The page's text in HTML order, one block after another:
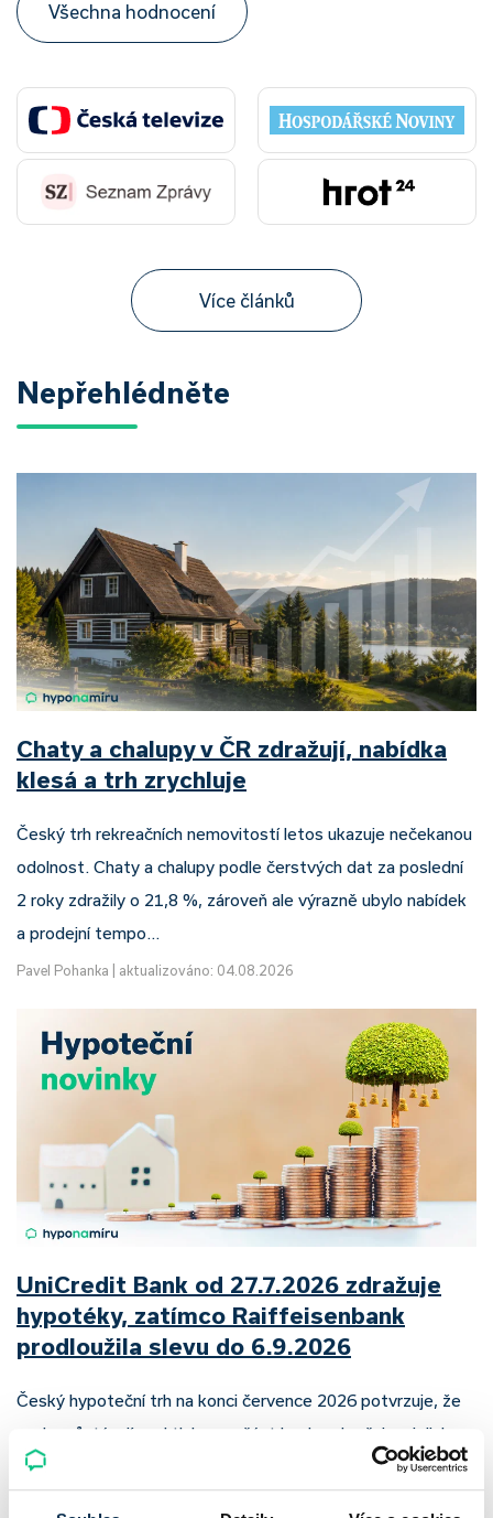
Všechna hodnocení
Více článků
Nepřehlédněte
Chaty a chalupy v ČR zdražují, nabídka
klesá a trh zrychluje
Český trh rekreačních nemovitostí letos ukazuje nečekanou
odolnost. Chaty a chalupy podle čerstvých dat za poslední
2 roky zdražily o 21,8 %, zároveň ale výrazně ubylo nabídek
a prodejní tempo…
Pavel Pohanka aktualizováno: 04.08.2026
UniCredit Bank od 27.7.2026 zdražuje
hypotéky, zatímco Raiffeisenbank
prodloužila slevu do 6.9.2026
Český hypoteční trh na konci července 2026 potvrzuje, že
sazby zůstávají pod tlakem a část bank pokračuje v jejich
růstu. UniCredit Bank od 27.7.2026 zvýšila hypoteční sazby